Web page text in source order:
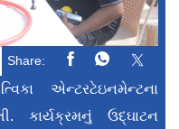
Share:
એન્ટરટેઇનમેન્ટના
કાર્યક્રમનું ઉદ્ઘાટન